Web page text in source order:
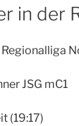
in der
JSG mC1
(19:17)